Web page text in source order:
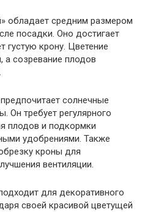
обладает средним размером
посадки. Оно достигает
густую крону. Цветение
а созревание плодов
солнечные
Он требует регулярного
плодов и подкормки
удобрениями. Также
кроны для
вентиляции.
для декоративного
своей красивой цветущей